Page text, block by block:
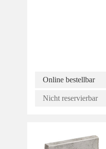
Online bestellbar
Nicht reservierbar